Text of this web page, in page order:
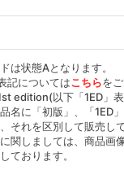
は状態Aとなります。
記についてはこちらを
edition(以下「1ED」
名に「初版」、「1ED
それを区別して販売し
関しましては、商品画
ております。